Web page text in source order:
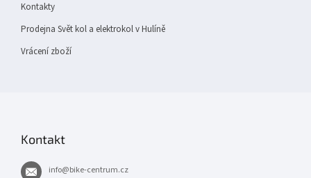
Kontakty
Prodejna Svět kol a elektrokol v Hulíně
Vrácení zboží
Kontakt
info@bike-centrum.cz